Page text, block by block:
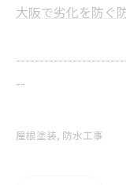
大阪で劣化を防ぐ
--
屋根塗装 防水工事